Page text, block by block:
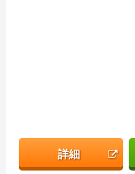
詳細